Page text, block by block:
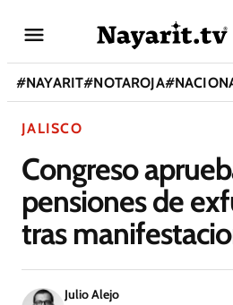
#NAYARIT#NOTAROJA#
JALISCO
Congreso
pensiones de
tras
Julio Alejo